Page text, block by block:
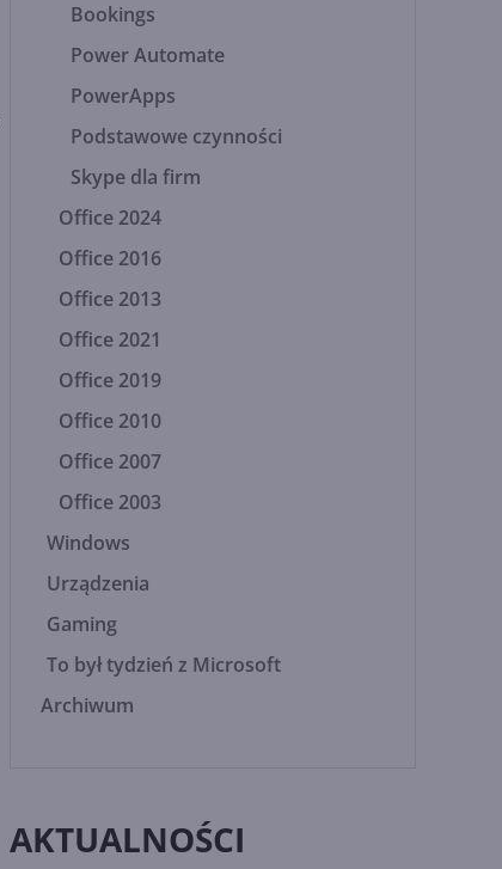
Bookings
Power Automate
PowerApps
Podstawowe czynności
Skype dla firm
Office 2024
Office 2016
Office 2013
Office 2021
Office 2019
Office 2010
Office 2007
Office 2003
Windows
Urządzenia
Gaming
To był tydzień z Microsoft
Archiwum
AKTUALNOŚCI